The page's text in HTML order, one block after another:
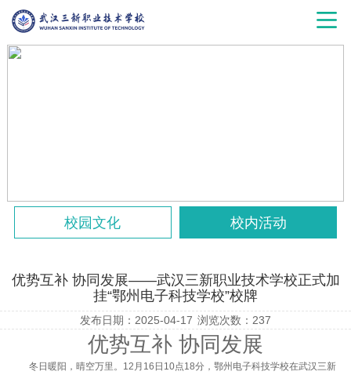
校园文化 校内活动
优势互补 协同发展——武汉三新职业技术学校正式加
挂“鄂州电子科技学校”校牌
发布日期：2025-04-17 浏览次数： 237
优势互补 协同发展
冬日暖阳，晴空万里。12月16日10点18分，鄂州电子科技学校在武汉三新